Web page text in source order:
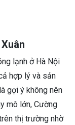
lạnh ở Hà Nội
hợp lý và sản
gợi ý không nên
mô lớn, Cường
thị trường nhờ